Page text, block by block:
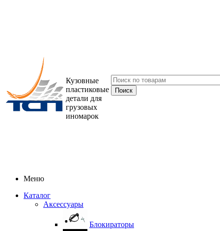
Кузовные
пластиковые
детали для
грузовых
иномарок
Меню
Каталог
Аксессуары
Блокираторы